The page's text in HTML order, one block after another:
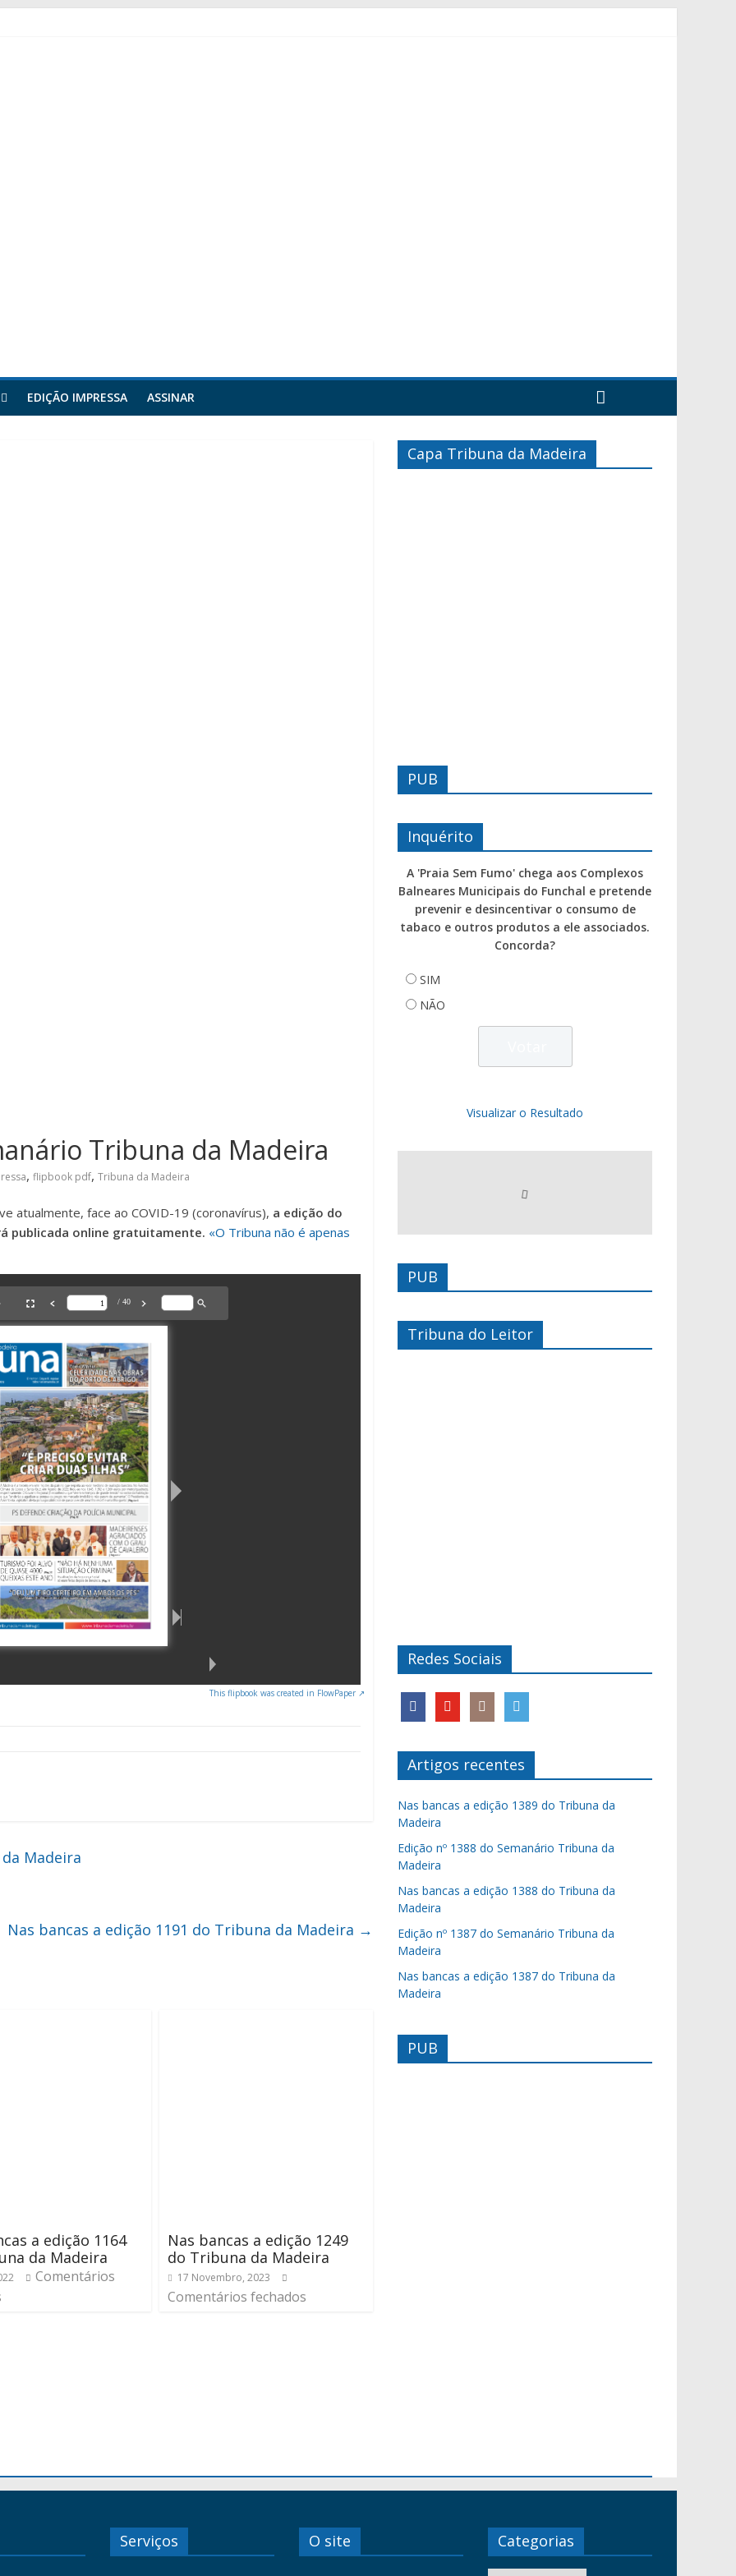
EDIÇÃO IMPRESSA ASSINAR
Tribuna da Madeira
, flipbook pdf, Tribuna da Madeira
atualmente, face ao COVID-19 (coronavírus), a edição do
publicada online gratuitamente. «O Tribuna não é apenas
This flipbook was created in FlowPaper ↗
Madeira
Nas bancas a edição 1191 do Tribuna da Madeira →
a edição 1164
da Madeira
Comentários
Nas bancas a edição 1249
do Tribuna da Madeira
17 Novembro, 2023
Comentários fechados
Capa Tribuna da Madeira
PUB
Inquérito
A 'Praia Sem Fumo' chega aos Complexos
Balneares Municipais do Funchal e pretende
prevenir e desincentivar o consumo de
tabaco e outros produtos a ele associados.
Concorda?
SIM
NÃO
Visualizar o Resultado
PUB
Tribuna do Leitor
Redes Sociais
Artigos recentes
Nas bancas a edição 1389 do Tribuna da
Madeira
Edição nº 1388 do Semanário Tribuna da
Madeira
Nas bancas a edição 1388 do Tribuna da
Madeira
Edição nº 1387 do Semanário Tribuna da
Madeira
Nas bancas a edição 1387 do Tribuna da
Madeira
PUB
Serviços O site Categorias